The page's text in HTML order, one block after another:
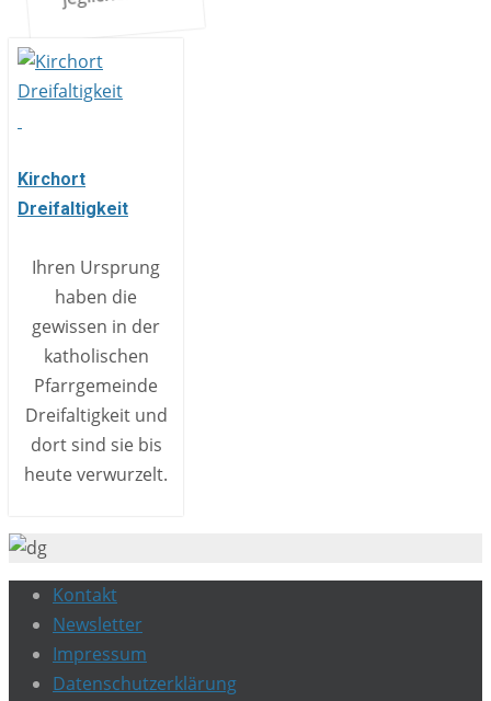
Kirchort
Dreifaltigkeit
Ihren Ursprung
haben die
gewissen in der
katholischen
Pfarrgemeinde
Dreifaltigkeit und
dort sind sie bis
heute verwurzelt.
Kontakt
Newsletter
Impressum
Datenschutzerklärung